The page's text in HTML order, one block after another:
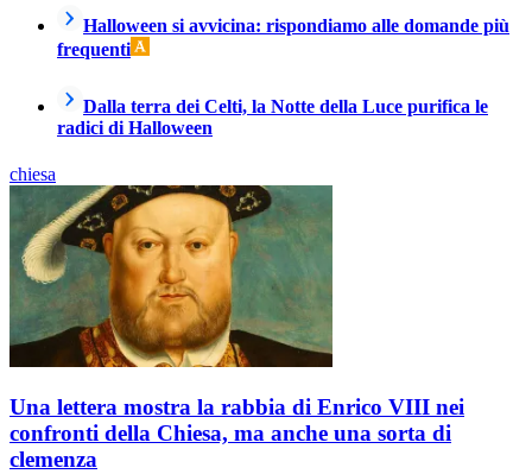
Halloween si avvicina: rispondiamo alle domande più
frequenti
Dalla terra dei Celti, la Notte della Luce purifica le
radici di Halloween
chiesa
Una lettera mostra la rabbia di Enrico VIII nei
confronti della Chiesa, ma anche una sorta di
clemenza